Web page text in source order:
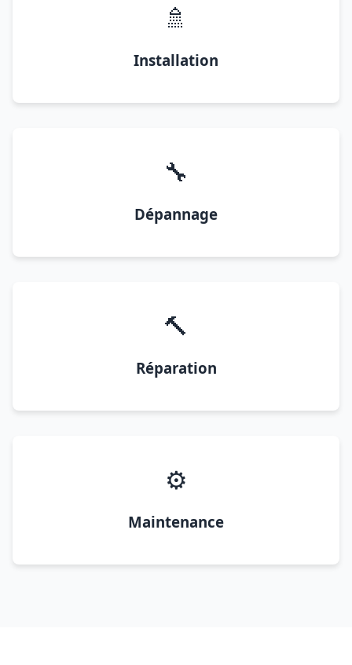
🚿
Installation
🔧
Dépannage
🔨
Réparation
⚙️
Maintenance